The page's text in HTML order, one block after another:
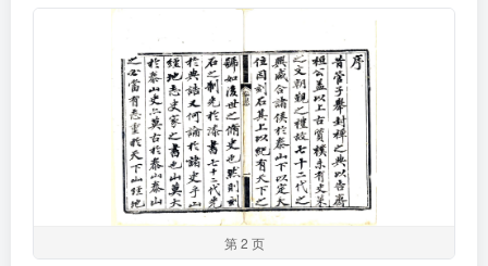
第 2 页